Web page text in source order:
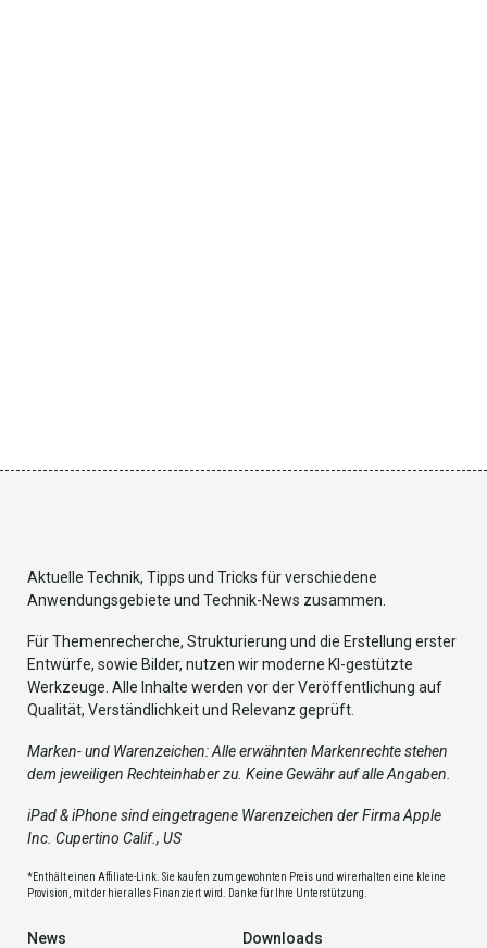
Aktuelle Technik, Tipps und Tricks für verschiedene
Anwendungsgebiete und Technik-News zusammen.
Für Themenrecherche, Strukturierung und die Erstellung erster
Entwürfe, sowie Bilder, nutzen wir moderne KI-gestützte
Werkzeuge. Alle Inhalte werden vor der Veröffentlichung auf
Qualität, Verständlichkeit und Relevanz geprüft.
Marken- und Warenzeichen: Alle erwähnten Markenrechte stehen
dem jeweiligen Rechteinhaber zu. Keine Gewähr auf alle Angaben.
iPad & iPhone sind eingetragene Warenzeichen der Firma Apple
Inc. Cupertino Calif., US
*Enthält einen Affiliate-Link. Sie kaufen zum gewohnten Preis und wir erhalten eine kleine
Provision, mit der hier alles Finanziert wird. Danke für Ihre Unterstützung.
News
Downloads